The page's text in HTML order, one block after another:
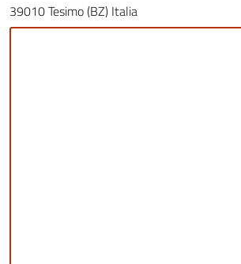
39010 Tesimo (BZ) Italia